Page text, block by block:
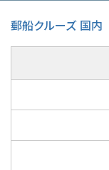
郵船クルーズ 国内